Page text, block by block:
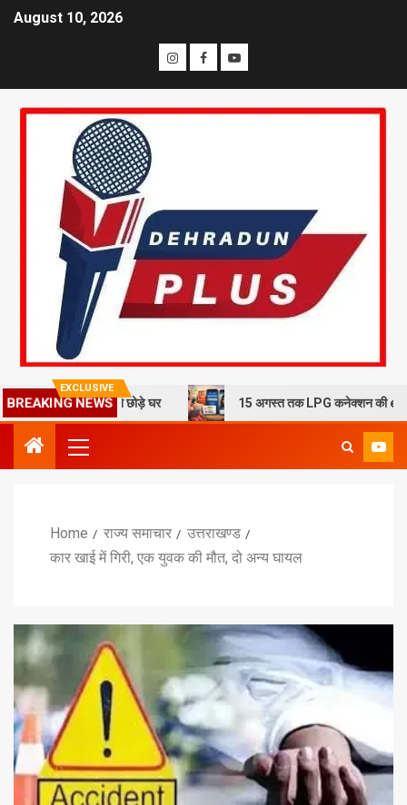
August 10, 2026
EXCLUSIVE
BREAKING NEWS
10 परिवारों ने छोड़े घर 15 अगस्त तक LPG कनेक्शन की e-KYC जरूरी,
Home राज्य समाचार
उत्तराखण्ड
कार खाई में गिरी, एक युवक की मौत, दो अन्य घायल